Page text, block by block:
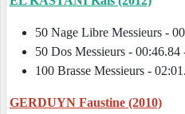
50 Nage Libre Messieurs -
50 Dos Messieurs -
100 Brasse Messieurs -
GERDUYN Faustine (2010)